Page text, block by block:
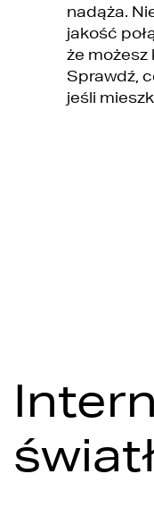
nadąża.
jakość
że możesz
Sprawdź,
jeśli